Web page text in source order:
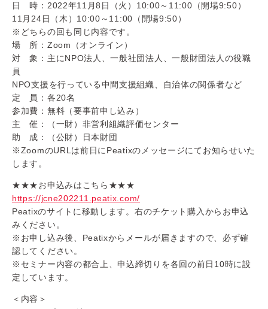
日 時：2022年11月8日（火）10:00～11:00（開場9:50）
11月24日（木）10:00～11:00（開場9:50）
※どちらの回も同じ内容です。
場 所：Zoom（オンライン）
対 象：主にNPO法人、一般社団法人、一般財団法人の役職
員
NPO支援を行っている中間支援組織、自治体の関係者など
定 員：各20名
参加費：無料（要事前申し込み）
主 催：（一財）非営利組織評価センター
助 成：（公財）日本財団
※ZoomのURLは前日にPeatixのメッセージにてお知らせいた
します。
★★★お申込みはこちら★★★
https://jcne202211.peatix.com/
Peatixのサイトに移動します。右のチケット購入からお申込
みください。
※お申し込み後、Peatixからメールが届きますので、必ず確
認してください。
※セミナー内容の都合上、申込締切りを各回の前日10時に設
定しています。
＜内容＞